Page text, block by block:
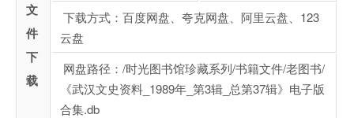
文
件
下
载
下载方式：百度网盘、夸克网盘、阿里云盘、123
云盘
网盘路径：/时光图书馆珍藏系列/书籍文件/老图书/
《武汉文史资料_1989年_第3辑_总第37辑》电子版
合集.db